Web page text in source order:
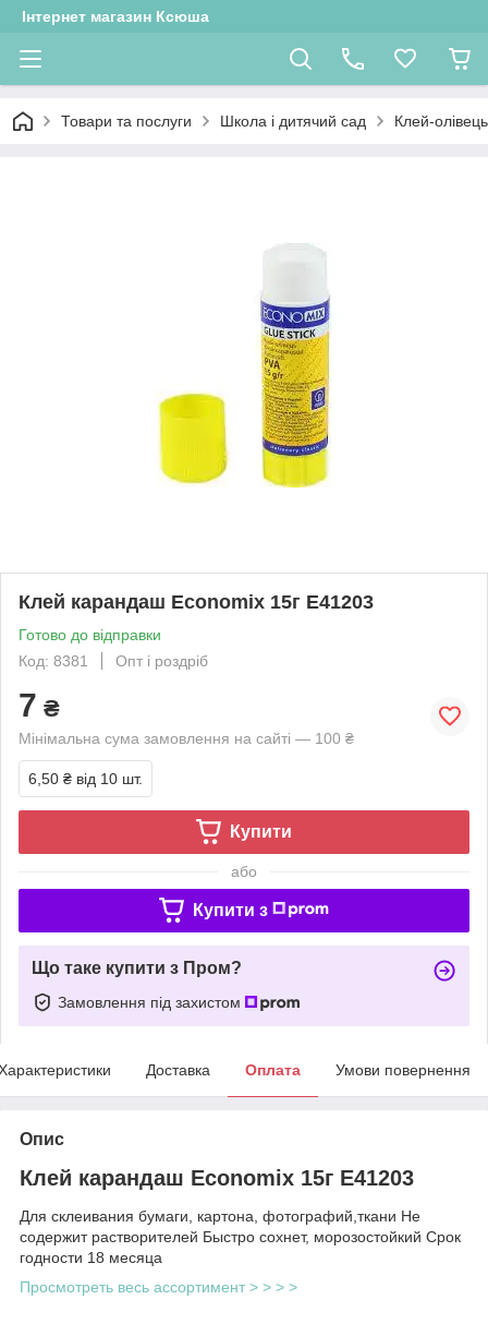
Інтернет магазин Ксюша
Товари та послуги Школа і дитячий сад Клей-
Клей карандаш Economix 15г E41203
Готово до відправки
Код: 8381
Опт і роздріб
7 ₴
Мінімальна сума замовлення на сайті — 100 ₴
6,50 ₴ від 10 шт.
Купити
або
Купити з
Що таке купити з Пром?
Замовлення під захистом
Доставка Оплата Умови повернення
Опис
Клей карандаш Economix 15г E41203
Для склеивания бумаги, картона, фотографий,ткани Не
содержит растворителей Быстро сохнет, морозостойкий Срок
годности 18 месяца
Просмотреть весь ассортимент > > > >